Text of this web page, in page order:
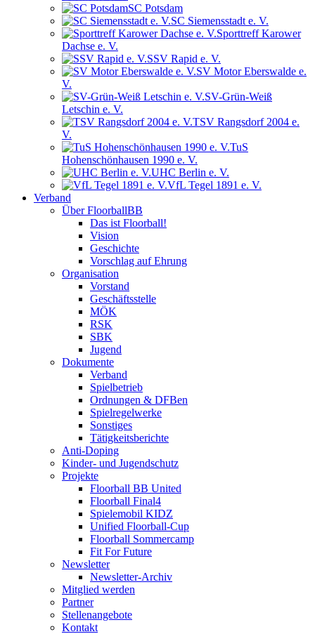
SC Potsdam
SC Siemensstadt e. V.
Sporttreff Karower
Dachse e. V.
SSV Rapid e. V.
SV Motor Eberswalde e.
V.
SV-Grün-Weiß
Letschin e. V.
TSV Rangsdorf 2004 e.
V.
TuS
Hohenschönhausen 1990 e. V.
UHC Berlin e. V.
VfL Tegel 1891 e. V.
Verband
Über FloorballBB
Das ist Floorball!
Vision
Geschichte
Vorschlag auf Ehrung
Organisation
Vorstand
Geschäftsstelle
MÖK
RSK
SBK
Jugend
Dokumente
Verband
Spielbetrieb
Ordnungen & DFBen
Spielregelwerke
Sonstiges
Tätigkeitsberichte
Anti-Doping
Kinder- und Jugendschutz
Projekte
Floorball BB United
Floorball Final4
Spielemobil KIDZ
Unified Floorball-Cup
Floorball Sommercamp
Fit For Future
Newsletter
Newsletter-Archiv
Mitglied werden
Partner
Stellenangebote
Kontakt